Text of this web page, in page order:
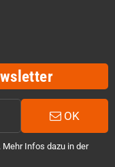
OK
Infos dazu in der